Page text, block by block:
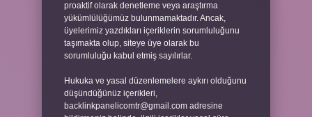
proaktif olarak denetleme veya araştırma
yükümlülüğümüz bulunmamaktadır. Ancak,
üyelerimiz yazdıkları içeriklerin sorumluluğunu
taşımakta olup, siteye üye olarak bu
sorumluluğu kabul etmiş sayılırlar.
Hukuka ve yasal düzenlemelere aykırı olduğunu
düşündüğünüz içerikleri,
backlinkpanelicomtr@gmail.com adresine